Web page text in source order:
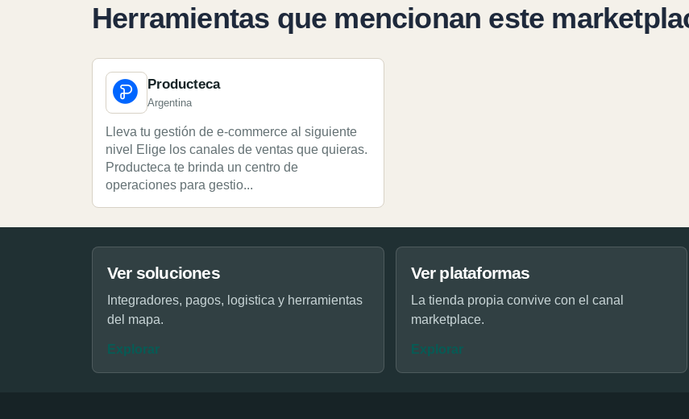
Herramientas que mencionan este
Producteca
Argentina
Lleva tu gestión de e-commerce al siguiente
nivel Elige los canales de ventas que quieras.
Producteca te brinda un centro de
operaciones para gestio...
Ver soluciones
Integradores, pagos, logistica y herramientas
del mapa.
Explorar
Ver plataformas
La tienda propia convive con el canal
marketplace.
Explorar